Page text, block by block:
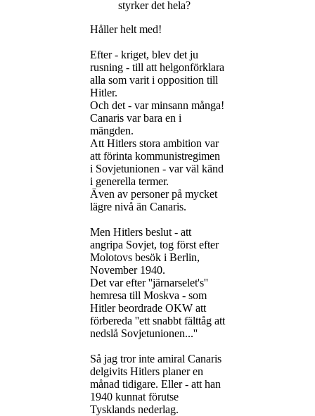
styrker det hela?
Håller helt med!
Efter - kriget, blev det ju
rusning - till att helgonförklara
alla som varit i opposition till
Hitler.
Och det - var minsann många!
Canaris var bara en i
mängden.
Att Hitlers stora ambition var
att förinta kommunistregimen
i Sovjetunionen - var väl känd
i generella termer.
Även av personer på mycket
lägre nivå än Canaris.
Men Hitlers beslut - att
angripa Sovjet, tog först efter
Molotovs besök i Berlin,
November 1940.
Det var efter ''järnarselet's''
hemresa till Moskva - som
Hitler beordrade OKW att
förbereda ''ett snabbt fälttåg att
nedslå Sovjetunionen...''
Så jag tror inte amiral Canaris
delgivits Hitlers planer en
månad tidigare. Eller - att han
1940 kunnat förutse
Tysklands nederlag.